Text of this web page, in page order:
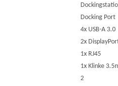
Docking Port
4x USB-A 3.0
2x
1x RJ45
1x Klinke
2